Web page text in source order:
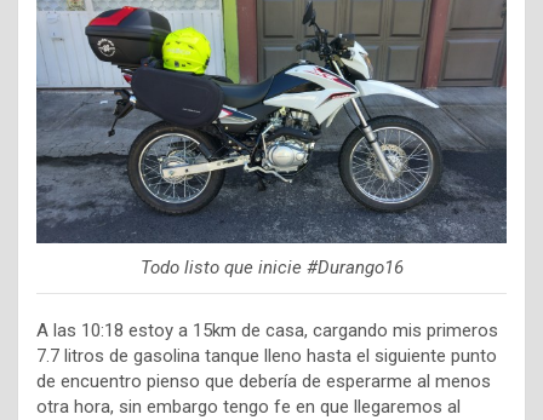
Todo listo que inicie #Durango16
A las 10:18 estoy a 15km de casa, cargando mis primeros
7.7 litros de gasolina tanque lleno hasta el siguiente punto
de encuentro pienso que debería de esperarme al menos
otra hora, sin embargo tengo fe en que llegaremos al